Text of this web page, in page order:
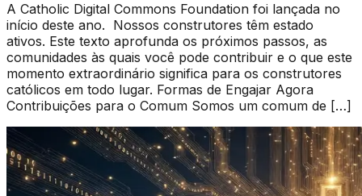
A Catholic Digital Commons Foundation foi lançada no
início deste ano. Nossos construtores têm estado
ativos. Este texto aprofunda os próximos passos, as
comunidades às quais você pode contribuir e o que este
momento extraordinário significa para os construtores
católicos em todo lugar. Formas de Engajar Agora
Contribuições para o Comum Somos um comum de […]